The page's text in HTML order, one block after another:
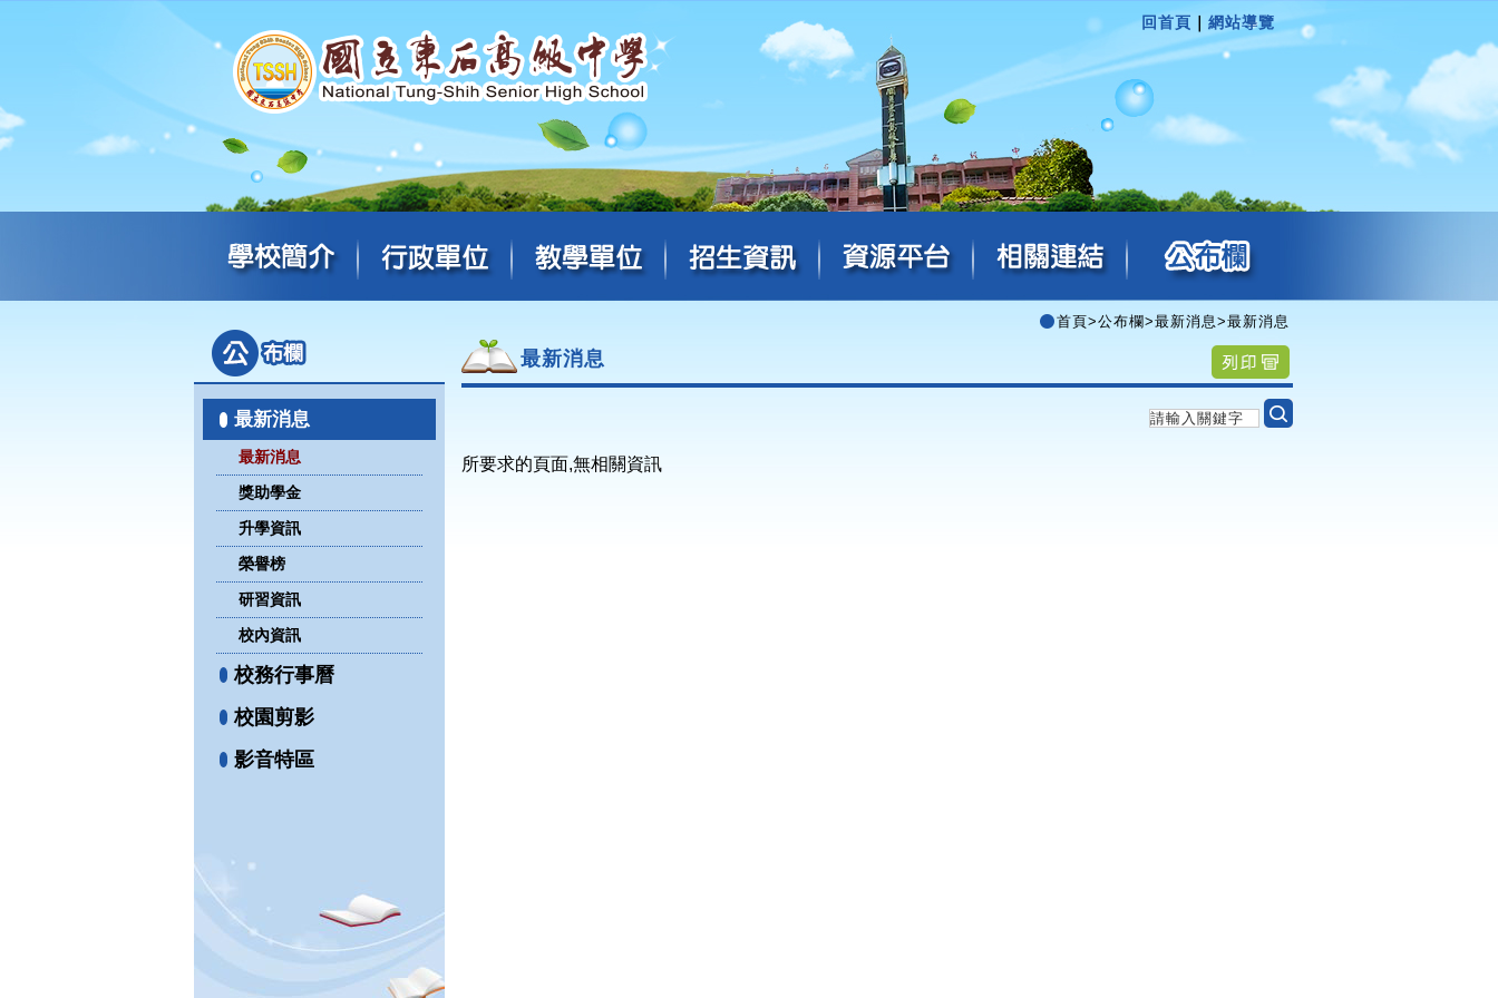
回首頁 網站導覽
最新消息
最新消息
獎助學金
升學資訊
榮譽榜
研習資訊
校內資訊
校務行事曆
校園剪影
影音特區
首頁>公布欄>最新消息>最新消息
最新消息
所要求的頁面,無相關資訊